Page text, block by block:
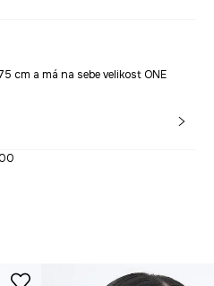
cm a má na sebe velikost ONE